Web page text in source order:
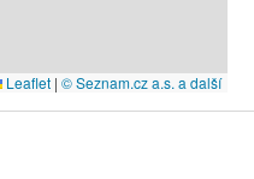
Leaflet | © Seznam.cz a.s. a další